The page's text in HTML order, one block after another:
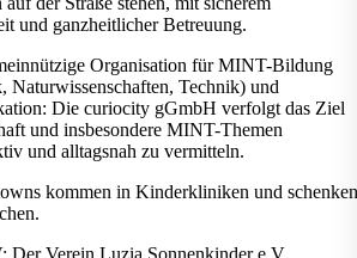
und ganzheitlicher Betreuung.
Organisation für MINT-Bildung
Naturwissenschaften, Technik) und
Die curiocity gGmbH verfolgt das Ziel
und insbesondere MINT-Themen
und alltagsnah zu vermitteln.
kommen in Kinderkliniken und schenken
Der Verein Luzia Sonnenkinder e.V.